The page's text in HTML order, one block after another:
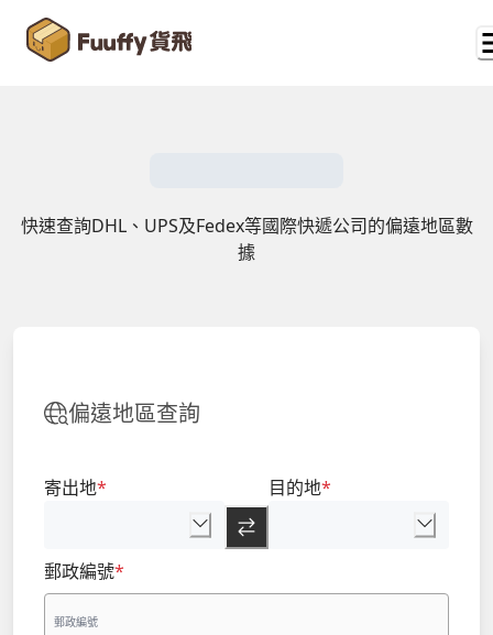
快速查詢DHL、UPS及Fedex等國際快遞公司的偏遠地區數
據
偏遠地區查詢
寄出地* 目的地*
郵政編號*